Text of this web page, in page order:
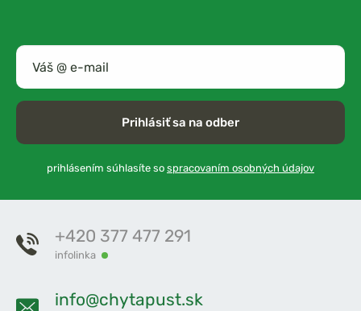
Prihlásiť sa na odber
prihlásením súhlasíte so spracovaním osobných údajov
+420 377 477 291
infolinka
info@chytapust.sk